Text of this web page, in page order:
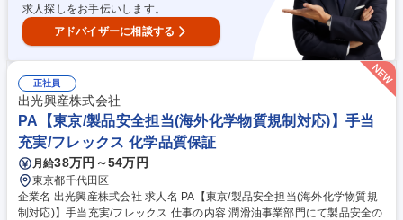
求人探しをお手伝いします。
アドバイザーに相談する
正社員
出光興産株式会社
PA【東京/製品安全担当(海外化学物質規制対応)】手当
充実/フレックス 化学品質保証
月給38万円～54万円
東京都千代田区
企業名 出光興産株式会社 求人名 PA【東京/製品安全担当(海外化学物質規
制対応)】手当充実/フレックス 仕事の内容 潤滑油事業部門にて製品安全の